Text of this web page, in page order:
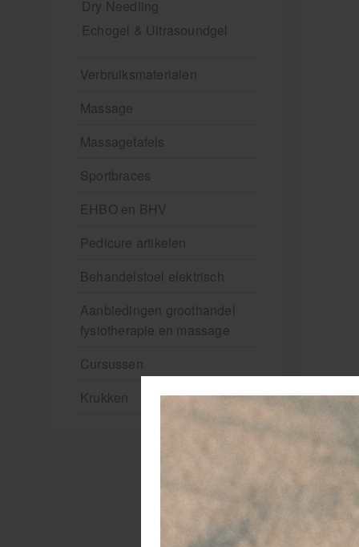
Dry Needling
Echogel & Ultrasoundgel
Verbruiksmaterialen
Massage
Massagetafels
Sportbraces
EHBO en BHV
Pedicure artikelen
Behandelstoel elektrisch
Aanbiedingen groothandel
fysiotherapie en massage
Cursussen
Krukken